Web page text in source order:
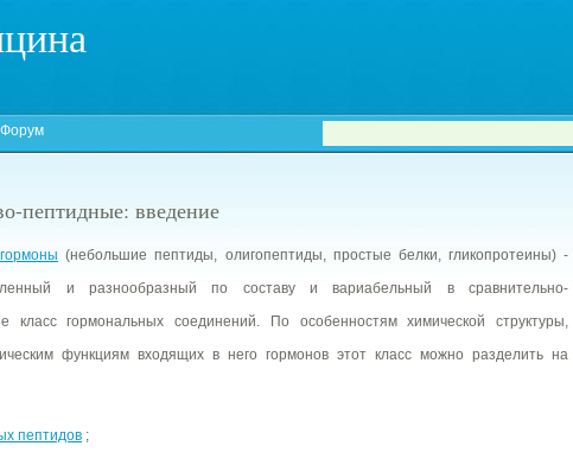
Форум
пептидные: введение
(небольшие пептиды, олигопептиды, простые белки, гликопротеины) -
и разнообразный по составу и вариабельный в сравнительно-
класс гормональных соединений. По особенностям химической структуры,
функциям входящих в него гормонов этот класс можно разделить на
пептидов ;